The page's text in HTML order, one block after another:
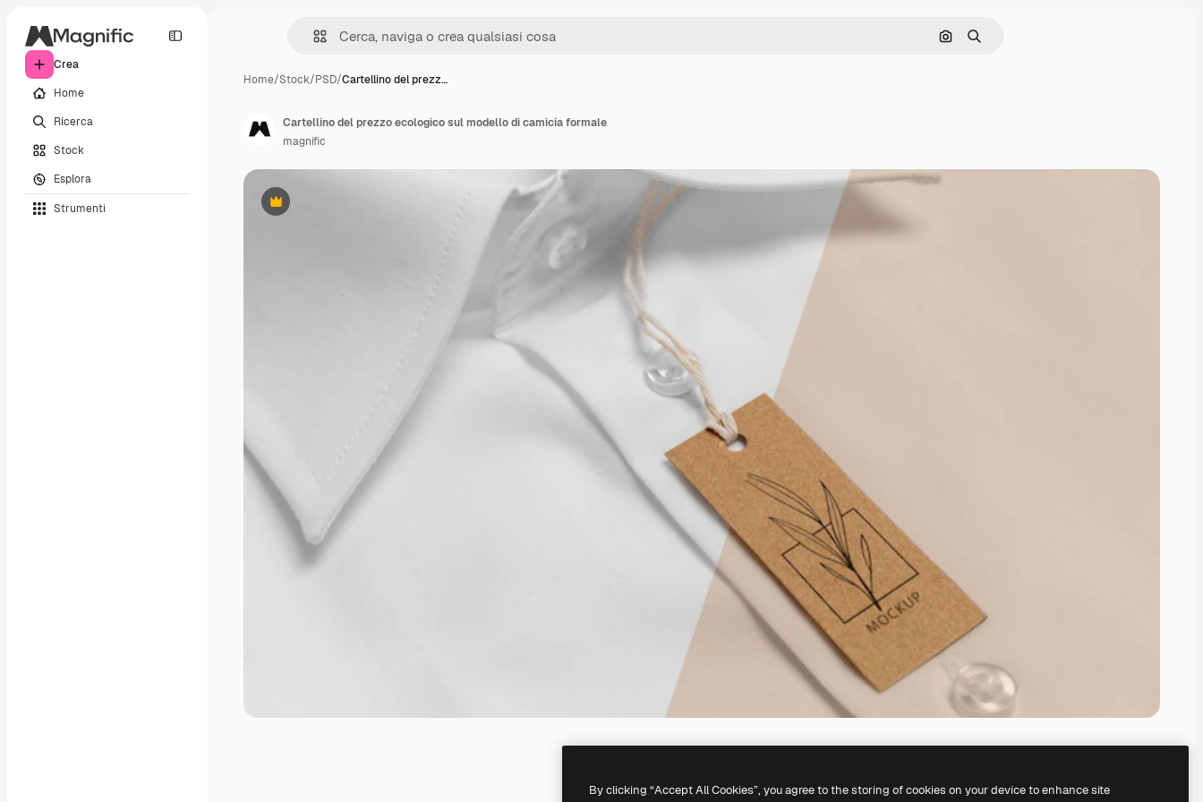
Crea
Home
Ricerca
Stock
Esplora
Strumenti
Cerca per immagine
Ricerca
Home/Stock/PSD/Cartellino del prezz…
Premium
Cartellino del prezzo ecologico sul modello di camicia formale
magnific
By clicking “Accept All Cookies”, you agree to the storing of cookies on your device to enhance site